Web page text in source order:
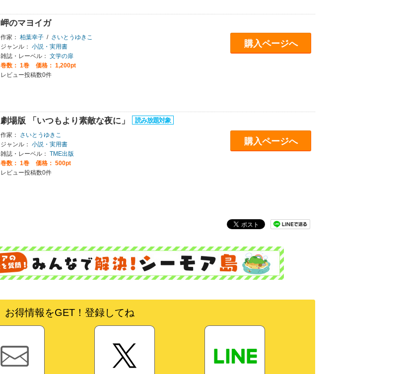
岬のマヨイガ
作家： 柏葉幸子 / さいとうゆきこ
ジャンル： 小説・実用書
雑誌・レーベル： 文学の扉
巻数： 1巻
価格： 1,200pt
レビュー投稿数0件
購入ページへ
劇場版 「いつもより素敵な夜に」
作家：
さいとうゆきこ
ジャンル： 小説・実用書
雑誌・レーベル： TME出版
巻数： 1巻
価格： 500pt
レビュー投稿数0件
購入ページへ
お得情報をGET！登録してね